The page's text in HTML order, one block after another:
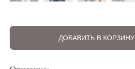
ДОБАВИТЬ В КОРЗИНУ